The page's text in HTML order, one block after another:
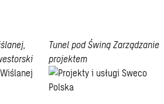
Tunel pod Świną Zarządzanie
projektem